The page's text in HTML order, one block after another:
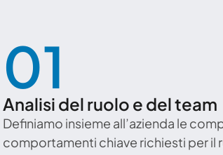
01
Analisi del ruolo e del team
Definiamo insieme all’azienda le
comportamenti chiave richiesti per il